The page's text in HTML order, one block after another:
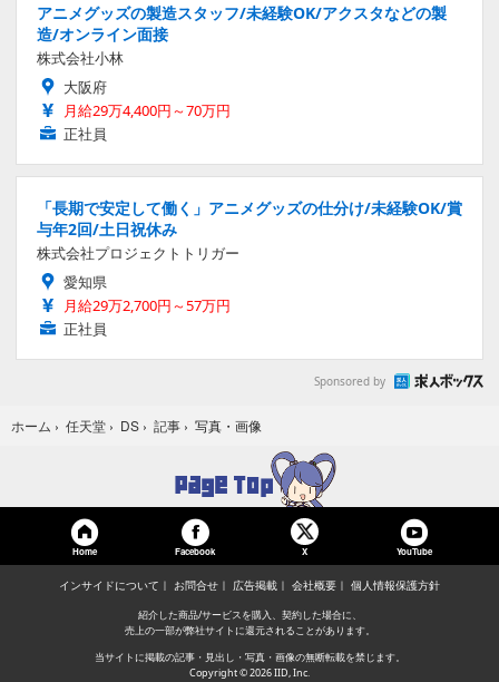
アニメグッズの製造スタッフ/未経験OK/アクスタなどの製
造/オンライン面接
株式会社小林
大阪府
月給29万4,400円～70万円
正社員
「長期で安定して働く」アニメグッズの仕分け/未経験OK/賞
与年2回/土日祝休み
株式会社プロジェクトトリガー
愛知県
月給29万2,700円～57万円
正社員
Sponsored by
ホーム › 任天堂 › DS › 記事 › 写真・画像
Home Facebook X YouTube
インサイドについて お問合せ 広告掲載 会社概要 個人情報保護方針
紹介した商品/サービスを購入、契約した場合に、
売上の一部が弊社サイトに還元されることがあります。
当サイトに掲載の記事・見出し・写真・画像の無断転載を禁じます。
Copyright © 2026 IID, Inc.